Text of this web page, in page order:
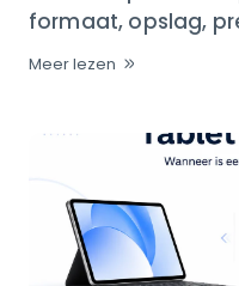
formaat, opslag,
Meer lezen